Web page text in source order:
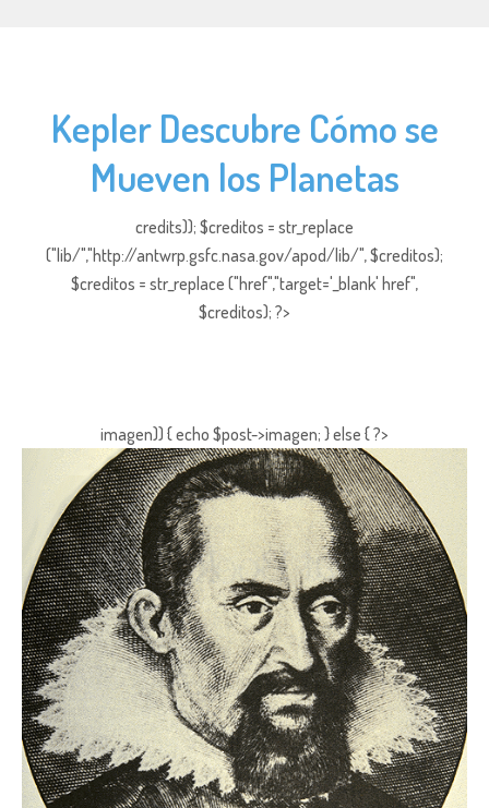
Kepler Descubre Cómo se
Mueven los Planetas
credits)); $creditos = str_replace
("lib/","http://antwrp.gsfc.nasa.gov/apod/lib/", $creditos);
$creditos = str_replace ("href","target='_blank' href",
$creditos); ?>
imagen)) { echo $post->imagen; } else { ?>